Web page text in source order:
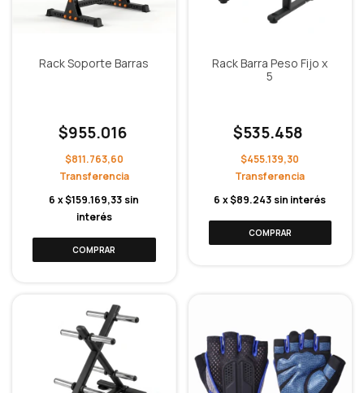
Rack Soporte Barras
$955.016
$811.763,60
6 x$159.169,33 sin
interés
Rack Barra Peso Fijo x
5
$535.458
$455.139,30
6 x$89.243 sin interés